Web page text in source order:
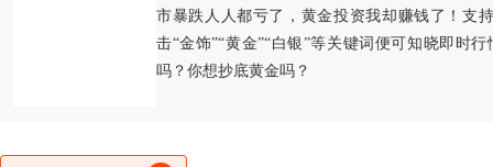
市暴跌人人都亏了，黄金投资我却赚钱了！支
击“金饰”“黄金”“白银”等关键词便可知晓即时
吗？你想抄底黄金吗？